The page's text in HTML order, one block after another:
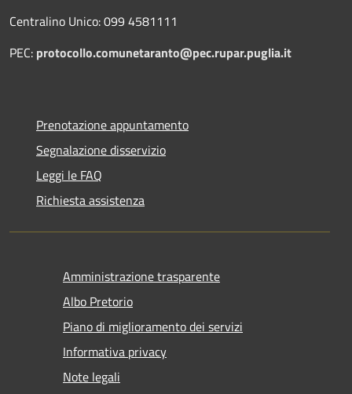
Centralino Unico: 099 4581111
PEC: protocollo.comunetaranto@pec.rupar.puglia.it
Prenotazione appuntamento
Segnalazione disservizio
Leggi le FAQ
Richiesta assistenza
Amministrazione trasparente
Albo Pretorio
Piano di miglioramento dei servizi
Informativa privacy
Note legali